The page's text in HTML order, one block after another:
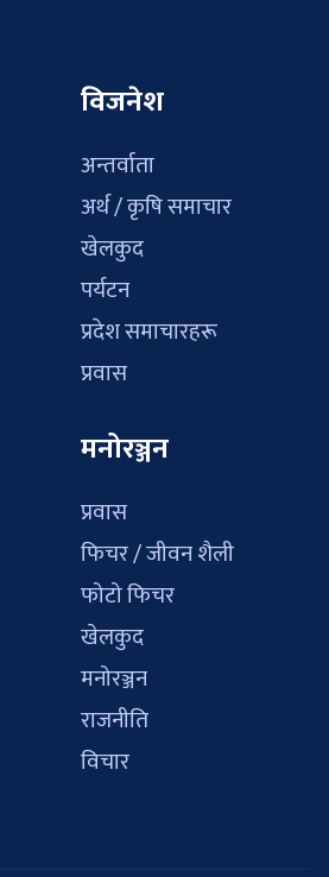
विजनेश
अन्तर्वाता
अर्थ / कृषि समाचार
खेलकुद
पर्यटन
प्रदेश समाचारहरू
प्रवास
मनोरञ्जन
प्रवास
फिचर / जीवन शैली
फोटो फिचर
खेलकुद
मनोरञ्जन
राजनीति
विचार